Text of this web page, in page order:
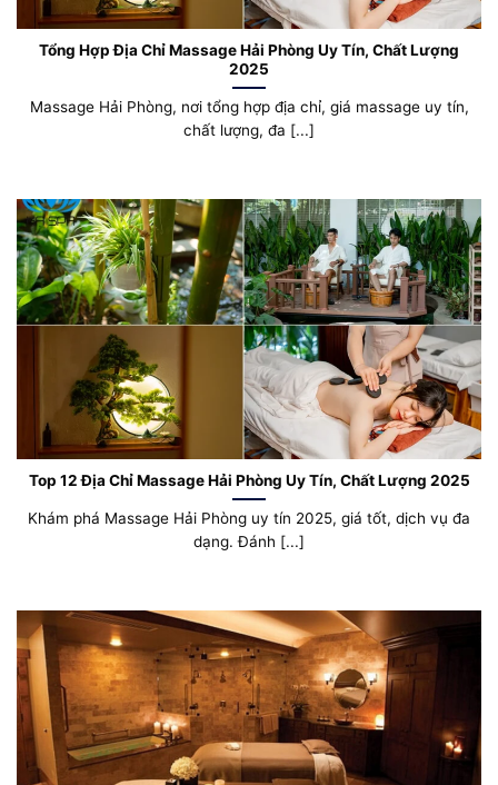
Tổng Hợp Địa Chỉ Massage Hải Phòng Uy Tín, Chất Lượng
2025
Massage Hải Phòng, nơi tổng hợp địa chỉ, giá massage uy tín,
chất lượng, đa [...]
Top 12 Địa Chỉ Massage Hải Phòng Uy Tín, Chất Lượng 2025
Khám phá Massage Hải Phòng uy tín 2025, giá tốt, dịch vụ đa
dạng. Đánh [...]